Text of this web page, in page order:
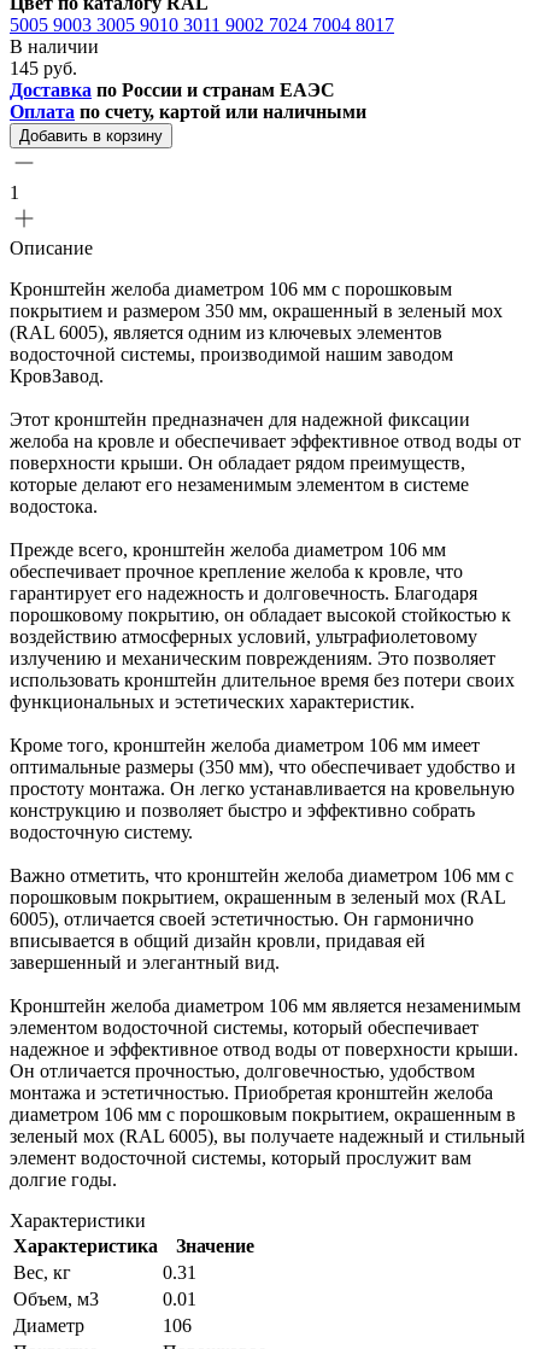
5005 9003 3005 9010 3011 9002 7024 7004 8017
В наличии
145 руб.
Доставка по России и странам ЕАЭС
Оплата по счету, картой или наличными
Добавить в корзину
1
Описание
Кронштейн желоба диаметром 106 мм с порошковым
покрытием и размером 350 мм, окрашенный в зеленый мох
(RAL 6005), является одним из ключевых элементов
водосточной системы, производимой нашим заводом
КровЗавод.
Этот кронштейн предназначен для надежной фиксации
желоба на кровле и обеспечивает эффективное отвод воды от
поверхности крыши. Он обладает рядом преимуществ,
которые делают его незаменимым элементом в системе
водостока.
Прежде всего, кронштейн желоба диаметром 106 мм
обеспечивает прочное крепление желоба к кровле, что
гарантирует его надежность и долговечность. Благодаря
порошковому покрытию, он обладает высокой стойкостью к
воздействию атмосферных условий, ультрафиолетовому
излучению и механическим повреждениям. Это позволяет
использовать кронштейн длительное время без потери своих
функциональных и эстетических характеристик.
Кроме того, кронштейн желоба диаметром 106 мм имеет
оптимальные размеры (350 мм), что обеспечивает удобство и
простоту монтажа. Он легко устанавливается на кровельную
конструкцию и позволяет быстро и эффективно собрать
водосточную систему.
Важно отметить, что кронштейн желоба диаметром 106 мм с
порошковым покрытием, окрашенным в зеленый мох (RAL
6005), отличается своей эстетичностью. Он гармонично
вписывается в общий дизайн кровли, придавая ей
завершенный и элегантный вид.
Кронштейн желоба диаметром 106 мм является незаменимым
элементом водосточной системы, который обеспечивает
надежное и эффективное отвод воды от поверхности крыши.
Он отличается прочностью, долговечностью, удобством
монтажа и эстетичностью. Приобретая кронштейн желоба
диаметром 106 мм с порошковым покрытием, окрашенным в
зеленый мох (RAL 6005), вы получаете надежный и стильный
элемент водосточной системы, который прослужит вам
долгие годы.
Характеристики
Характеристика
Значение
Вес, кг
0.31
Объем, м3
0.01
Диаметр
106